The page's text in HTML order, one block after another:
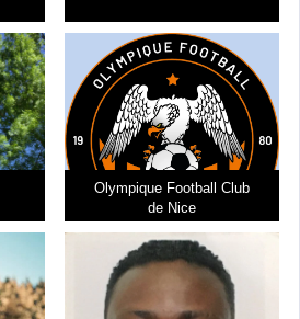
Olympique Football Club
de Nice